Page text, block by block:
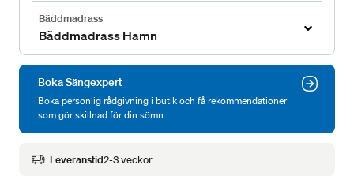
Bäddmadrass
Bäddmadrass Hamn
Boka Sängexpert
Boka personlig rådgivning i butik och få rekommendationer
som gör skillnad för din sömn.
Leveranstid2-3 veckor